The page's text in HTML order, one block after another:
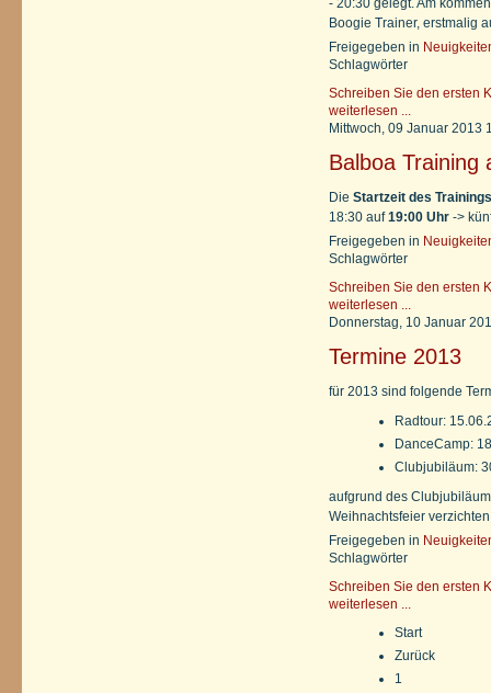
- 20:30 gelegt. Am
Boogie Trainer, erstmalig
Freigegeben in
Schlagwörter
Schreiben Sie den ersten
weiterlesen ...
Mittwoch, 09 Januar 2013
Balboa Training
Die Startzeit des
18:30 auf19:00 Uhr ->
Freigegeben in
Schlagwörter
Schreiben Sie den ersten
weiterlesen ...
Donnerstag, 10 Januar
Termine 2013
für 2013 sind folgende
Radtour:
DanceCamp:
Clubjubiläum:
aufgrund des
Weihnachtsfeier
Freigegeben in
Schlagwörter
Schreiben Sie den ersten
weiterlesen ...
Start
Zurück
1